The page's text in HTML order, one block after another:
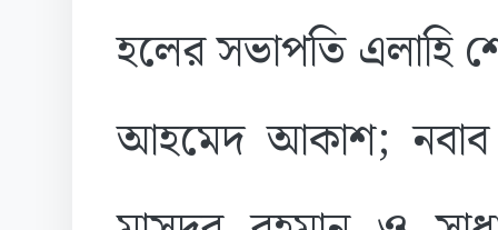
হলের সভাপতি এলাহি
আহমেদ আকাশ;